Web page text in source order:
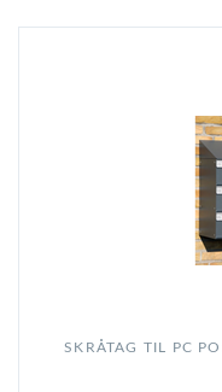
SKRÅTAG TIL PC